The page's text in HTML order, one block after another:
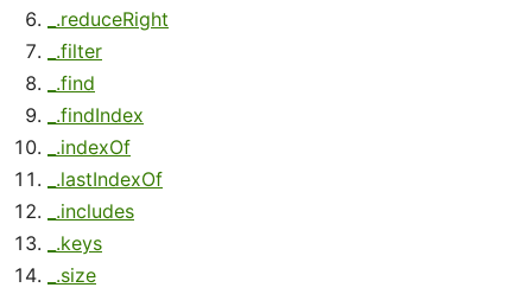
_.reduceRight
_.filter
_.find
_.findIndex
_.indexOf
_.lastIndexOf
_.includes
_.keys
_.size